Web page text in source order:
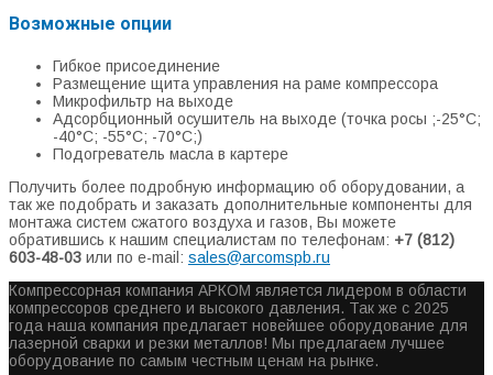
Возможные опции
Гибкое присоединение
Размещение щита управления на раме компрессора
Микрофильтр на выходе
Адсорбционный осушитель на выходе (точка росы ;-25°С;
-40°С; -55°С; -70°С;)
Подогреватель масла в картере
Получить более подробную информацию об оборудовании, а
так же подобрать и заказать дополнительные компоненты для
монтажа систем сжатого воздуха и газов, Вы можете
обратившись к нашим специалистам по телефонам: +7 (812)
603-48-03 или по e-mail: sales@arcomspb.ru
Компрессорная компания АРКОМ является лидером в области
компрессоров среднего и высокого давления. Так же с 2025
года наша компания предлагает новейшее оборудование для
лазерной сварки и резки металлов! Мы предлагаем лучшее
оборудование по самым честным ценам на рынке.